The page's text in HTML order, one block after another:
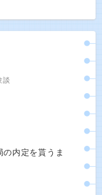
談
の内定を貰うま